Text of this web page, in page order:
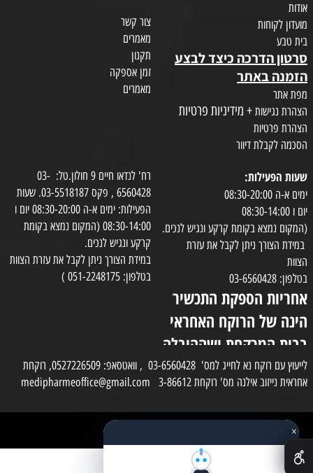
אודות
מועדון לקוחות
בית טבע
סרטון הדרכה כיצד לבצע
הזמנה באתר
מפת אתר
הצהרת נגישות + מידיניות פרטיות
הצהרת פרטיות
הסכמה לקבלת דיוור
צור קשר
מאמרים
תקנון
זמן אספקה
מאמרים
שעות הפעילות:
ימים א-ה 08:30-20:00
יום ו 08:30-14:00
(המקום נמצא בקומת קרקע ונגיש לנכים.
במידת הצורך ניתן לקבל את עזרת
הצוות
בטלפון: 03-6560428
אחריות הספקת התכשיר
הינה של הרוקח האחראי
בבית המרקחת ושההובלה
בפועל תעשה בעזרת
השליח
רח' לנדאו חיים 9 חולון.טל: 03-
6560428 , פקס 03-5518187. שעות
הפעילות: ימים א-ה 08:30-20:00 יום ו
08:30-14:00 (המקום נמצא בקומת
קרקע ונגיש לנכים.
במידת הצורך ניתן לקבל את עזרת הצוות
בטלפון: 051-2248175 )
לייעוץ עם רוקח נא לחייג למס' 03-6560428 , וואטסאפ: 0527226509, רוקחת
אחראית נייזוב אילנה מס' רוקחת 3-86612 medipharmeoffice@gmail.com
✕×